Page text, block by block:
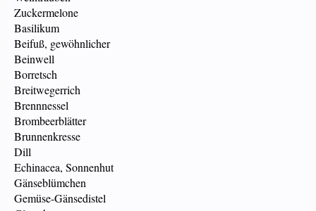
Zuckermelone
Basilikum
Beifuß, gewöhnlicher
Beinwell
Borretsch
Breitwegerrich
Brennnessel
Brombeerblätter
Brunnenkresse
Dill
Echinacea, Sonnenhut
Gänseblümchen
Gemüse-Gänsedistel